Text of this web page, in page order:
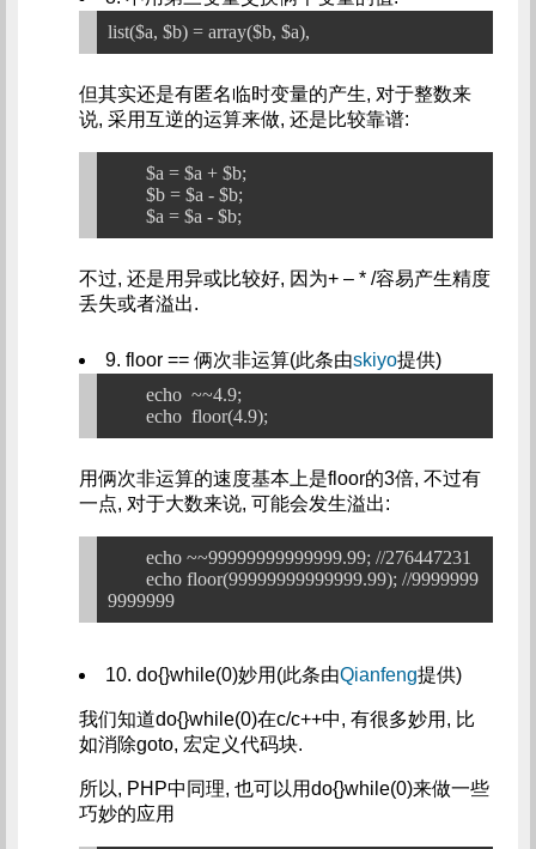
但其实还是有匿名临时变量的产生, 对于整数来
说, 采用互逆的运算来做, 还是比较靠谱:
不过, 还是用异或比较好, 因为+ – * /容易产生精度
丢失或者溢出.
9. floor == 俩次非运算(此条由skiyo提供)
用俩次非运算的速度基本上是floor的3倍, 不过有
一点, 对于大数来说, 可能会发生溢出:
9999999
10. do{}while(0)妙用(此条由Qianfeng提供)
我们知道do{}while(0)在c/c++中, 有很多妙用, 比
如消除goto, 宏定义代码块.
所以, PHP中同理, 也可以用do{}while(0)来做一些
巧妙的应用